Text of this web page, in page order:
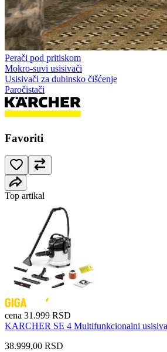
Perači pod pritiskom
Mokro-suvi usisivači
Usisivači za dubinsko čišćenje
Paročistači
Favoriti
Top artikal
cena 31.999 RSD
KARCHER SE 4 Multifunkcionalni
38.999,00 RSD